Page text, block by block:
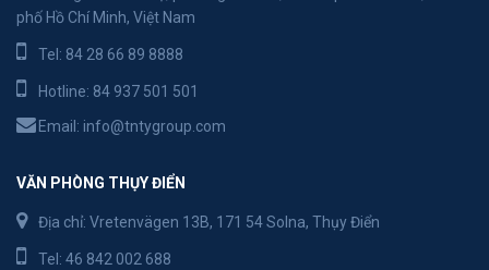
phố Hồ Chí Minh, Việt Nam
Tel: 84 28 66 89 8888
Hotline: 84 937 501 501
Email: info@tntygroup.com
VĂN PHÒNG THỤY ĐIỂN
Địa chỉ: Vretenvägen 13B, 171 54 Solna, Thụy Điển
Tel: 46 842 002 688